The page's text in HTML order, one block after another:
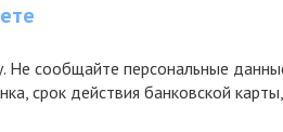
Не сообщайте персональные
срок действия банковской